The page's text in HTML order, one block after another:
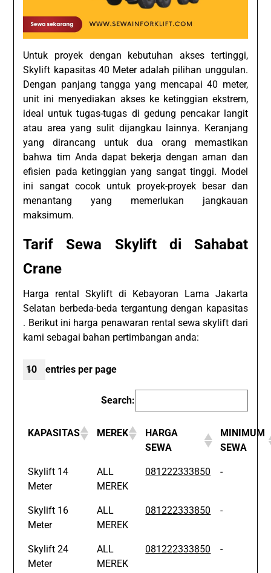
Untuk proyek dengan kebutuhan akses tertinggi,
Skylift kapasitas 40 Meter adalah pilihan unggulan.
Dengan panjang tangga yang mencapai 40 meter,
unit ini menyediakan akses ke ketinggian ekstrem,
ideal untuk tugas-tugas di gedung pencakar langit
atau area yang sulit dijangkau lainnya. Keranjang
yang dirancang untuk dua orang memastikan
bahwa tim Anda dapat bekerja dengan aman dan
efisien pada ketinggian yang sangat tinggi. Model
ini sangat cocok untuk proyek-proyek besar dan
menantang yang memerlukan jangkauan
maksimum.
Tarif Sewa Skylift di Sahabat
Crane
Harga rental Skylift di Kebayoran Lama Jakarta
Selatan berbeda-beda tergantung dengan kapasitas
. Berikut ini harga penawaran rental sewa skylift dari
kami sebagai bahan pertimbangan anda:
entries per page
Search:
KAPASITAS MEREK
HARGA
SEWA
MINIMUM
SEWA
Skylift 14
Meter
ALL
MEREK
081222333850 -
Skylift 16
Meter
ALL
MEREK
081222333850 -
Skylift 24
Meter
ALL
MEREK
081222333850 -